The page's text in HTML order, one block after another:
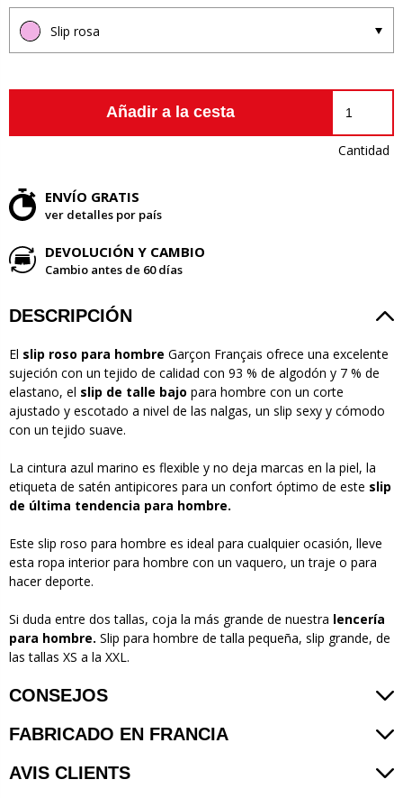
Slip rosa
Añadir a la cesta
Cantidad
ENVÍO GRATIS
ver detalles por país
DEVOLUCIÓN Y CAMBIO
Cambio antes de 60 días
DESCRIPCIÓN
El slip roso para hombre Garçon Français ofrece una excelente
sujeción con un tejido de calidad con 93 % de algodón y 7 % de
elastano, el slip de talle bajo para hombre con un corte
ajustado y escotado a nivel de las nalgas, un slip sexy y cómodo
con un tejido suave.
La cintura azul marino es flexible y no deja marcas en la piel, la
etiqueta de satén antipicores para un confort óptimo de este slip
de última tendencia para hombre.
Este slip roso para hombre es ideal para cualquier ocasión, lleve
esta ropa interior para hombre con un vaquero, un traje o para
hacer deporte.
Si duda entre dos tallas, coja la más grande de nuestra lencería
para hombre. Slip para hombre de talla pequeña, slip grande, de
las tallas XS a la XXL.
CONSEJOS
FABRICADO EN FRANCIA
AVIS CLIENTS